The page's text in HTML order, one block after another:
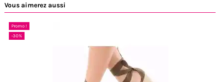
Vous aimerez aussi
Promo !
-30%